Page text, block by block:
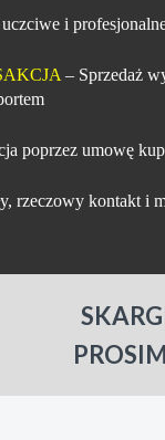
i
– Sprzedaż
poprzez umowę
rzeczowy kontakt i